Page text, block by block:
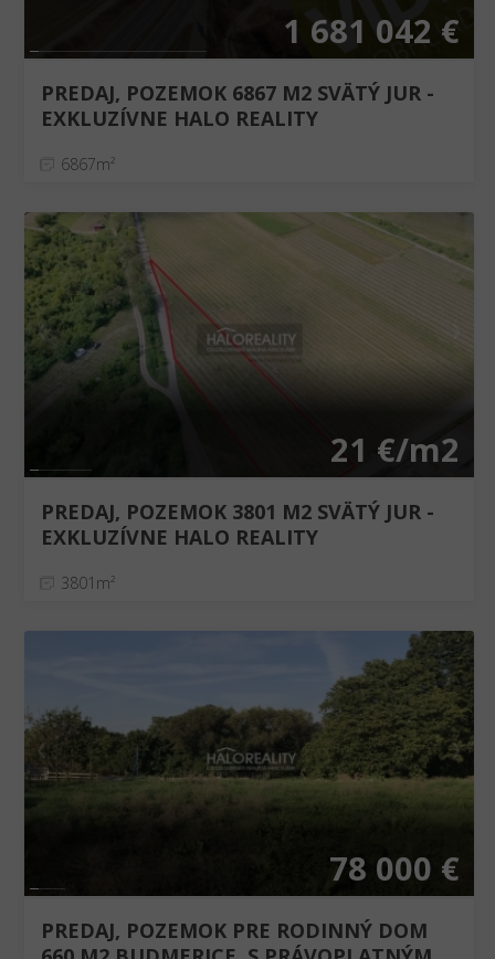
1 681 042 €
PREDAJ, POZEMOK 6867 M2 SVÄTÝ JUR -
EXKLUZÍVNE HALO REALITY
6867m²
❮
21 €/m2
PREDAJ, POZEMOK 3801 M2 SVÄTÝ JUR -
EXKLUZÍVNE HALO REALITY
3801m²
❮ ❯
78 000 €
PREDAJ, POZEMOK PRE RODINNÝ DOM